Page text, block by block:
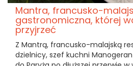
Mantra, francusko-
gastronomiczna, której
przyjrzeć
Z Mantrą, francusko-malajską
dzielnicy, szef kuchni